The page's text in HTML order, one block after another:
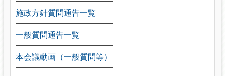
施政方針質問通告一覧
一般質問通告一覧
本会議動画（一般質問等）